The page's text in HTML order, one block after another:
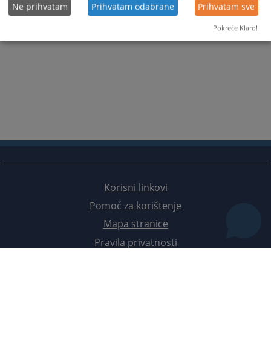
Korisni linkovi
Pomoć za korištenje
Mapa stranice
Pravila privatnosti
Ne prihvatam Prihvatam odabrane Prihvatam sve
Pokreće Klaro!